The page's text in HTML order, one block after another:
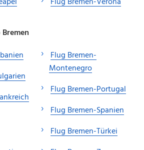
Flug Bremen-
Montenegro
Flug Bremen-Portugal
Flug Bremen-Spanien
Flug Bremen-Türkei